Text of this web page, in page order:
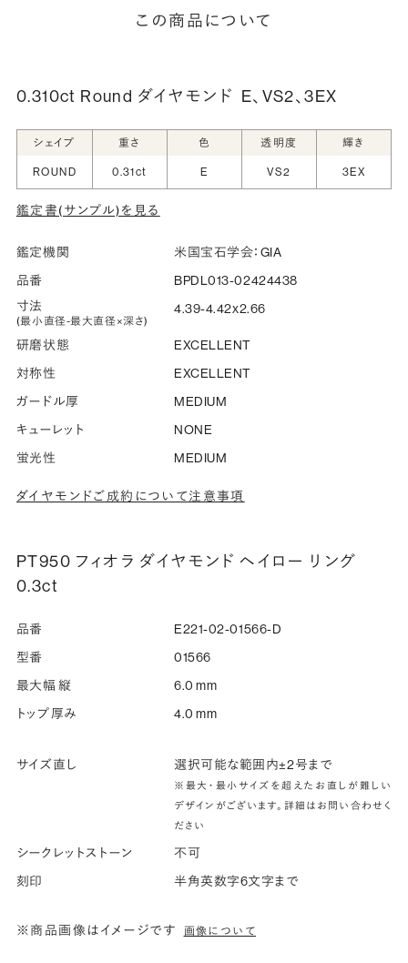
細は「商品仕様」欄をご確認ください）。
シークレットストーン：指輪の内側に留める宝石のこ
と
指輪の内側に、誕生石やピンクダイヤモンドなど、お好みの
宝石を選んでセッティングすることができます。ショッピング
詳しく見る
この商品について
0.310ct Round ダイヤモンド E、VS2、3EX
シェイプ 重さ 色 透明度 輝き
ROUND 0.31ct E VS2 3EX
鑑定書(サンプル)を見る
鑑定機関
米国宝石学会：GIA
品番
BPDL013-02424438
寸法
(最小直径-最大直径×深さ)
4.39-4.42x2.66
研磨状態
EXCELLENT
対称性
EXCELLENT
ガードル厚
MEDIUM
キューレット
NONE
蛍光性
MEDIUM
ダイヤモンドご成約について注意事項
PT950 フィオラ ダイヤモンド ヘイロー リング
0.3ct
品番
E221-02-01566-D
型番
01566
最大幅 縦
6.0 mm
トップ厚み
4.0 mm
サイズ直し 選択可能な範囲内±2号まで
※最大・最小サイズを超えたお直しが難しい
デザインがございます。詳細はお問い合わせく
ださい
シークレットストーン
不可
刻印
半角英数字6文字まで
※商品画像はイメージです 画像について